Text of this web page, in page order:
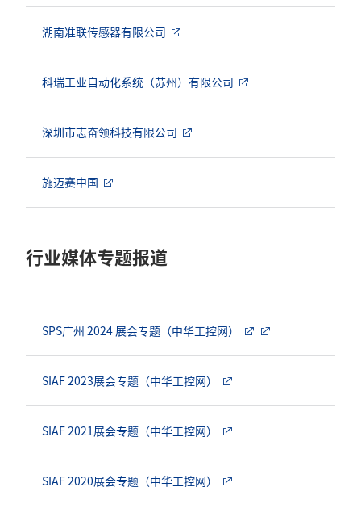
湖南准联传感器有限公司
科瑞工业自动化系统（苏州）有限公司
深圳市志奋领科技有限公司
施迈赛中国
行业媒体专题报道
SPS广州 2024 展会专题（中华工控网）
SIAF 2023展会专题（中华工控网）
SIAF 2021展会专题（中华工控网）
SIAF 2020展会专题（中华工控网）